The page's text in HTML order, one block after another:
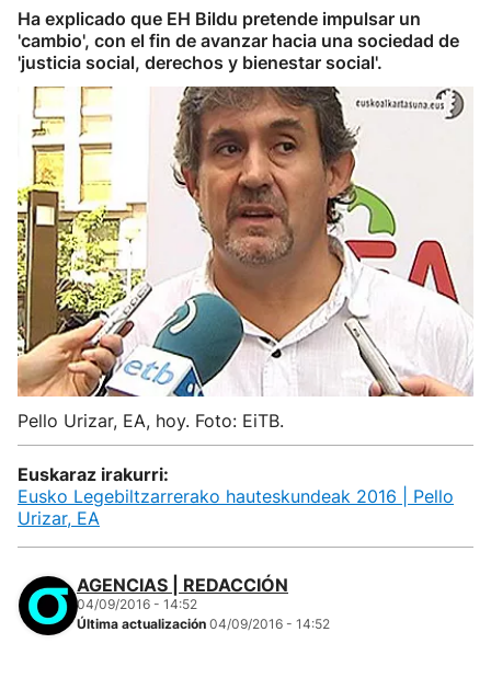
Ha explicado que EH Bildu pretende impulsar un
'cambio', con el fin de avanzar hacia una sociedad de
'justicia social, derechos y bienestar social'.
Pello Urizar, EA, hoy. Foto: EiTB.
Euskaraz irakurri:
Eusko Legebiltzarrerako hauteskundeak 2016 | Pello
Urizar, EA
AGENCIAS | REDACCIÓN
04/09/2016 - 14:52
Última actualización 04/09/2016 - 14:52